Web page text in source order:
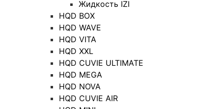
Жидкость IZI
HQD BOX
HQD WAVE
HQD VITA
HQD XXL
HQD CUVIE ULTIMATE
HQD MEGA
HQD NOVA
HQD CUVIE AIR